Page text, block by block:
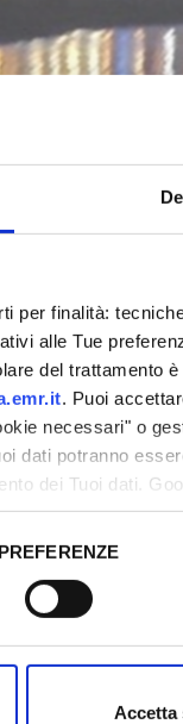
per finalità:
alle Tue
del trattamento è
. Puoi
necessari" o
dati potranno
dei Tuoi dati.
valutato
PREFERENZE
Accetta
perdere
ricco di
e
Comune